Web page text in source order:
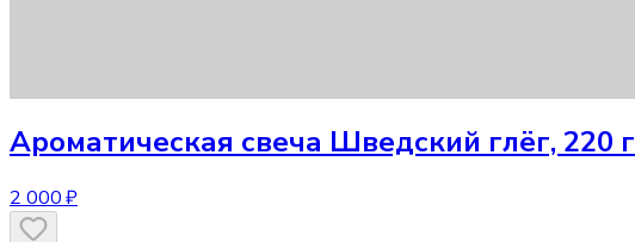
Ароматическая свеча Шведский глёг, 220 г
2 000 ₽